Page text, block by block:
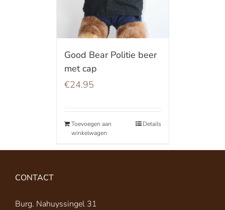
Good Bear Politie beer
met cap
€24.95
Toevoegen aan
winkelwagen
Details
CONTACT
Burg. Nahuyssingel 31